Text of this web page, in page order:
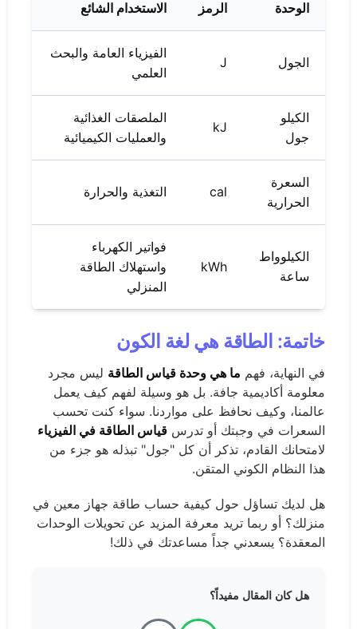
الوحدة الرمز الاستخدام الشائع
الجول J
الفيزياء العامة والبحث
العلمي
الكيلو
جول
kJ
الملصقات الغذائية
والعمليات الكيميائية
السعرة
الحرارية
cal التغذية والحرارة
الكيلوواط
ساعة
kWh
فواتير الكهرباء
واستهلاك الطاقة
المنزلي
خاتمة: الطاقة هي لغة الكون
في النهاية، فهم ما هي وحدة قياس الطاقة ليس مجرد
معلومة أكاديمية جافة. بل هو وسيلة لفهم كيف يعمل
عالمنا، وكيف نحافظ على مواردنا. سواء كنت تحسب
السعرات في وجبتك أو تدرس قياس الطاقة في الفيزياء
لامتحانك القادم، تذكر أن كل "جول" تبذله هو جزء من
هذا النظام الكوني المتقن.
هل لديك تساؤل حول كيفية حساب طاقة جهاز معين في
منزلك؟ أو ربما تريد معرفة المزيد عن تحويلات الوحدات
المعقدة؟ يسعدني جداً مساعدتك في ذلك!
هل كان المقال مفيداً؟